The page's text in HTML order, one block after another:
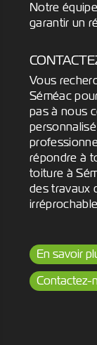
Notre
garantir un
Vous
Séméac
pas à nous
répondre à
toiture à
des travaux
En savoir
Contactez-